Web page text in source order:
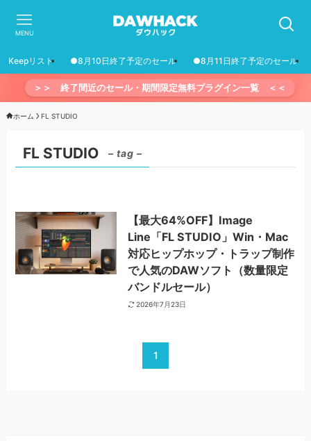
MENU
Keepリスト ●8月10日終了予定のセール ●8月11日終了予定のセール
＞＞ 終了間近のセール・期間限定無料プラグイン一覧 ＜＜
ホーム FL STUDIO
FL STUDIO – tag –
【最大64%OFF】Image
Line「FL STUDIO」Win・Mac
対応ヒップホップ・トラップ制作
で人気のDAWソフト（数量限定
バンドルセール）
2026年7月23日
1